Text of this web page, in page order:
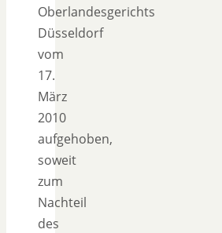
Oberlandesgerichts
Düsseldorf
vom
17.
März
2010
aufgehoben,
soweit
zum
Nachteil
des